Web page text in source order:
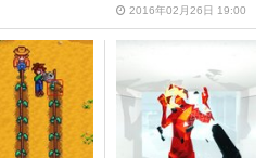
2016年02月26日 19:00